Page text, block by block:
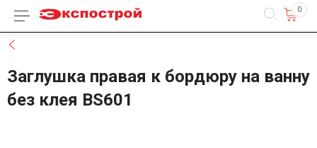
Каталог товаров 0
Заглушка правая к бордюру на ванну
без клея BS601